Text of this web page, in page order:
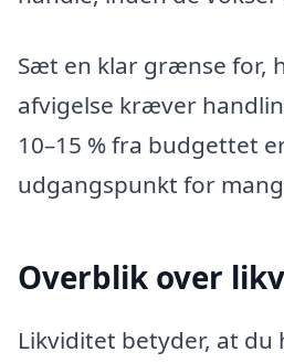
Sæt en klar grænse for,
afvigelse kræver
10–15 % fra budgettet
udgangspunkt for
Overblik over
Likviditet betyder, at du